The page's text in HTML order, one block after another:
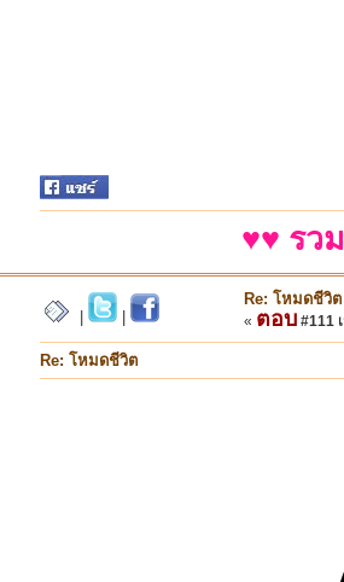
♥♥ รว
Re: โหมดชีวิต
« ตอบ #111
Re: โหมดชีวิต